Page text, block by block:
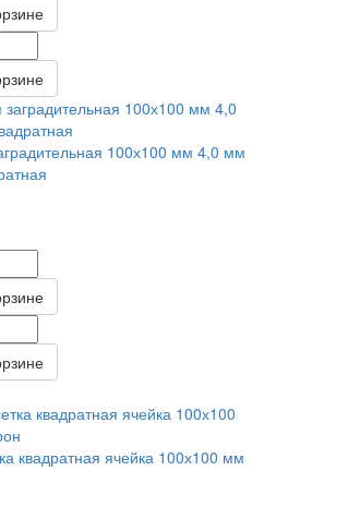
100х100 мм 4,0 мм
квадратная ячейка 100х100 мм